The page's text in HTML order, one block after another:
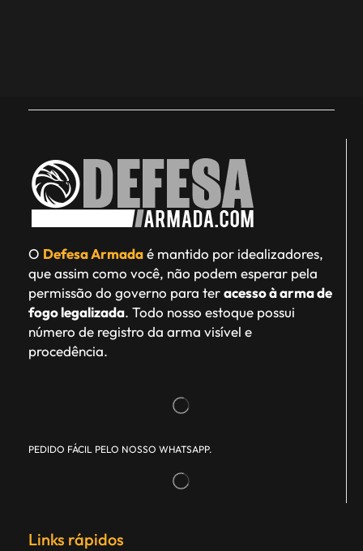
O Defesa Armadaé mantido por idealizadores,
que assim como você, não podem esperar pela
permissão do governo para teracesso à arma de
fogo legalizada. Todo nosso estoque possui
número de registro da arma visível e
procedência.
PEDIDO FÁCIL PELO NOSSO WHATSAPP.
Links rápidos